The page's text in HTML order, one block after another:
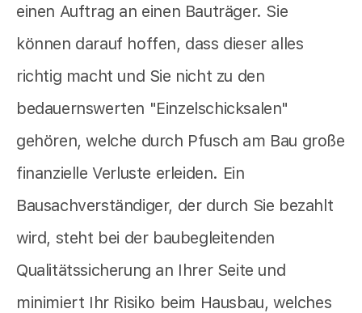
einen Auftrag an einen Bauträger. Sie
können darauf hoffen, dass dieser alles
richtig macht und Sie nicht zu den
bedauernswerten "Einzelschicksalen"
gehören, welche durch Pfusch am Bau große
finanzielle Verluste erleiden. Ein
Bausachverständiger, der durch Sie bezahlt
wird, steht bei der baubegleitenden
Qualitätssicherung an Ihrer Seite und
minimiert Ihr Risiko beim Hausbau, welches